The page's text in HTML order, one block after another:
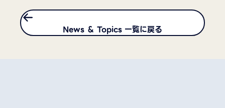
News ＆ Topics 一覧に戻る